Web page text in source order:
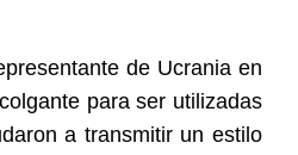
de Ucrania en
para ser utilizadas
a transmitir un estilo